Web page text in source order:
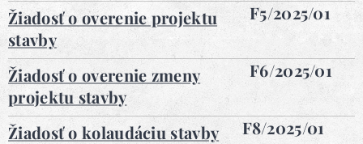
Žiadosť o overenie projektu
stavby
F5/2025/01
Žiadosť o overenie zmeny
projektu stavby
F6/2025/01
Žiadosť o kolaudáciu stavby F8/2025/01